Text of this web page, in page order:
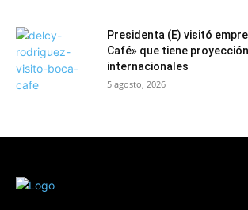
Presidenta (E) visitó
Café» que tiene
internacionales
5 agosto, 2026